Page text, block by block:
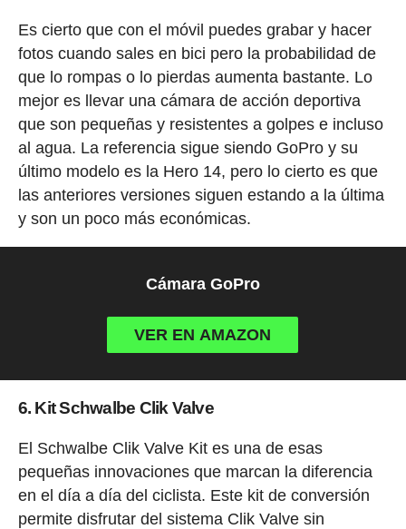
Es cierto que con el móvil puedes grabar y hacer
fotos cuando sales en bici pero la probabilidad de
que lo rompas o lo pierdas aumenta bastante. Lo
mejor es llevar una cámara de acción deportiva
que son pequeñas y resistentes a golpes e incluso
al agua. La referencia sigue siendo GoPro y su
último modelo es la Hero 14, pero lo cierto es que
las anteriores versiones siguen estando a la última
y son un poco más económicas.
Cámara GoPro
VER EN AMAZON
6. Kit Schwalbe Clik Valve
El Schwalbe Clik Valve Kit es una de esas
pequeñas innovaciones que marcan la diferencia
en el día a día del ciclista. Este kit de conversión
permite disfrutar del sistema Clik Valve sin